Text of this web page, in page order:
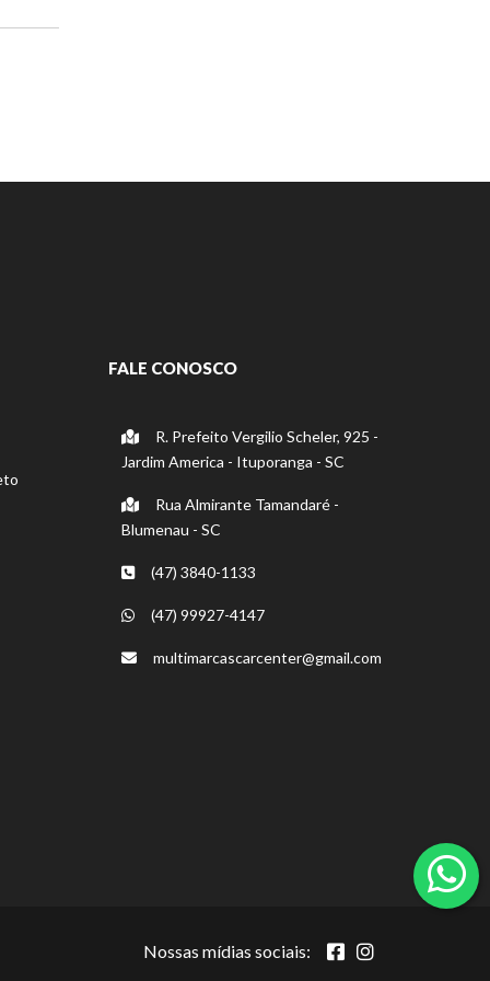
FALE CONOSCO
R. Prefeito Vergilio Scheler, 925 -
Jardim America - Ituporanga - SC
Rua Almirante Tamandaré -
Blumenau - SC
(47) 3840-1133
(47) 99927-4147
multimarcascarcenter@gmail.com
Nossas mídias sociais: